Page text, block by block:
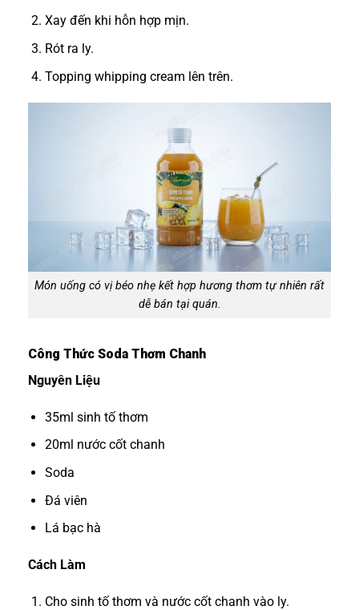
Xay đến khi hỗn hợp mịn.
Rót ra ly.
Topping whipping cream lên trên.
Món uống có vị béo nhẹ kết hợp hương thơm tự nhiên rất
dễ bán tại quán.
Công Thức Soda Thơm Chanh
Nguyên Liệu
35ml sinh tố thơm
20ml nước cốt chanh
Soda
Đá viên
Lá bạc hà
Cách Làm
Cho sinh tố thơm và nước cốt chanh vào ly.